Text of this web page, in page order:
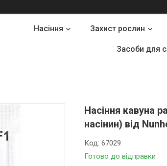
Насіння Захист рослин
Засоби для
Насіння кавуна
насінин) від
Готово до відправки
Код:67029